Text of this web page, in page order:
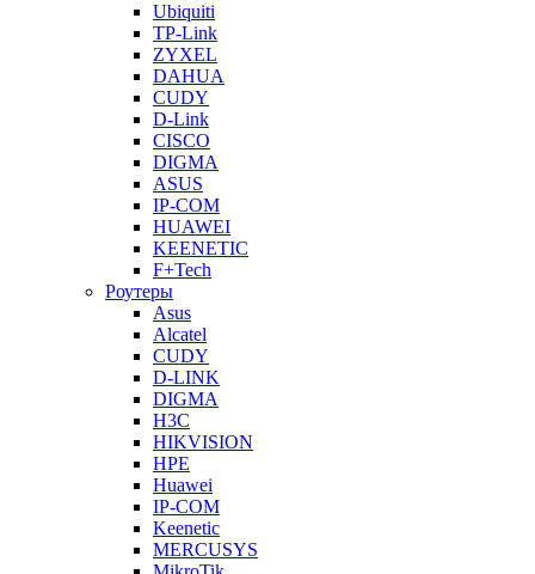
Ubiquiti
TP-Link
ZYXEL
DAHUA
CUDY
D-Link
CISCO
DIGMA
ASUS
IP-COM
HUAWEI
KEENETIC
F+Tech
Роутеры
Asus
Alcatel
CUDY
D-LINK
DIGMA
H3C
HIKVISION
HPE
Huawei
IP-COM
Keenetic
MERCUSYS